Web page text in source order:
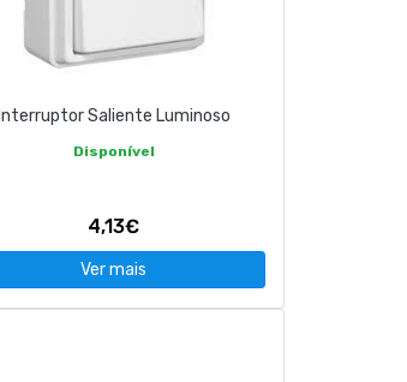
Interruptor Saliente Luminoso
Disponível
4,13€
Ver mais